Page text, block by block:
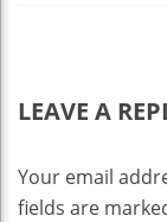
LEAVE A
Your email
fields are